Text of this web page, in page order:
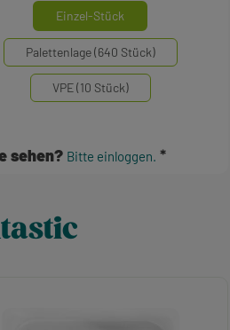
auswählen
Einzel-Stück
Palettenlage (640 Stück)
VPE (10 Stück)
sehen? Bitte einloggen.